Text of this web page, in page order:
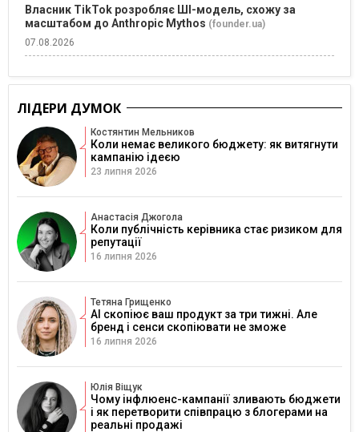
Власник TikTok розробляє ШІ-модель, схожу за
масштабом до Anthropic Mythos (founder.ua)
07.08.2026
ЛІДЕРИ ДУМОК
Костянтин Мельников
Коли немає великого бюджету: як витягнути
кампанію ідеєю
23 липня 2026
Анастасія Джогола
Коли публічність керівника стає ризиком для
репутації
16 липня 2026
Тетяна Грищенко
AI скопіює ваш продукт за три тижні. Але
бренд і сенси скопіювати не зможе
16 липня 2026
Юлія Віщук
Чому інфлюенс-кампанії зливають бюджети
і як перетворити співпрацю з блогерами на
реальні продажі